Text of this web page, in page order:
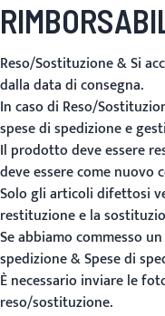
Reso/Sostituzione & Si
dalla data di consegna.
In caso di Reso/
spese di spedizione e
Il prodotto deve essere
deve essere come nuovo
Solo gli articoli difettosi
restituzione e la
Se abbiamo commesso
spedizione & Spese di
È necessario inviare le
reso/sostituzione.